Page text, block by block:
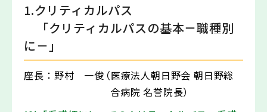
1.クリティカルパス
「クリティカルパスの基本－職種別
に－」
座長： 野村 一俊（医療法人朝日野会 朝日野総
合病院 名誉院長）